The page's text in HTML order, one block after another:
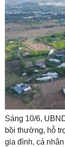
Sáng 10/6,
bồi thường, hỗ
gia đình, cá